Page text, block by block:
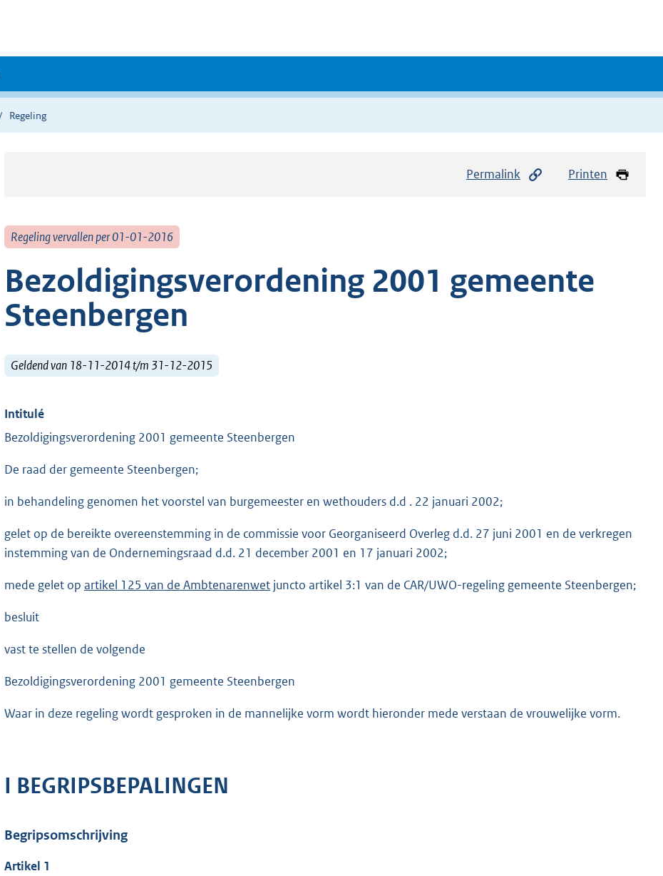
Regeling
Permalink Printen
Regeling vervallen per 01-01-2016
Bezoldigingsverordening 2001 gemeente
Steenbergen
Geldend van 18-11-2014 t/m 31-12-2015
Intitulé
Bezoldigingsverordening 2001 gemeente Steenbergen
De raad der gemeente Steenbergen;
in behandeling genomen het voorstel van burgemeester en wethouders d.d . 22 januari 2002;
gelet op de bereikte overeenstemming in de commissie voor Georganiseerd Overleg d.d. 27 juni 2001 en de verkregen
instemming van de Ondernemingsraad d.d. 21 december 2001 en 17 januari 2002;
mede gelet op artikel 125 van de Ambtenarenwet juncto artikel 3:1 van de CAR/UWO-regeling gemeente Steenbergen;
besluit
vast te stellen de volgende
Bezoldigingsverordening 2001 gemeente Steenbergen
Waar in deze regeling wordt gesproken in de mannelijke vorm wordt hieronder mede verstaan de vrouwelijke vorm.
I BEGRIPSBEPALINGEN
Begripsomschrijving
Artikel 1